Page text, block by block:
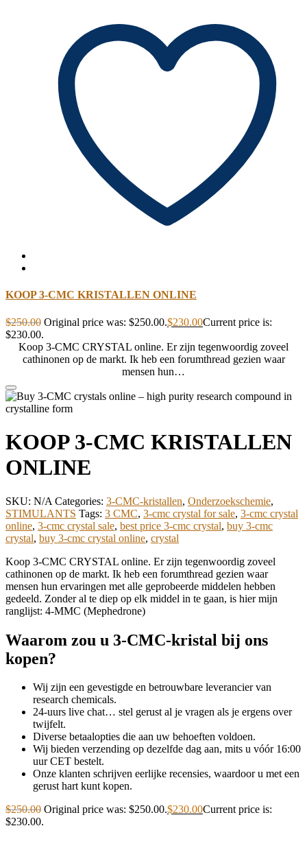
KOOP 3-CMC KRISTALLEN ONLINE
$250.00 Original price was: $250.00.$230.00Current price is:
$230.00.
Koop 3-CMC CRYSTAL online. Er zijn tegenwoordig zoveel
cathinonen op de markt. Ik heb een forumthread gezien waar
mensen hun…
KOOP 3-CMC KRISTALLEN
ONLINE
SKU: N/A Categories: 3-CMC-kristallen, Onderzoekschemie,
STIMULANTS Tags: 3 CMC, 3-cmc crystal for sale, 3-cmc crystal
online, 3-cmc crystal sale, best price 3-cmc crystal, buy 3-cmc
crystal, buy 3-cmc crystal online, crystal
Koop 3-CMC CRYSTAL online. Er zijn tegenwoordig zoveel
cathinonen op de markt. Ik heb een forumthread gezien waar
mensen hun ervaringen met alle geprobeerde middelen hebben
gedeeld. Zonder al te diep op elk middel in te gaan, is hier mijn
ranglijst: 4-MMC (Mephedrone)
Waarom zou u 3-CMC-kristal bij ons
kopen?
Wij zijn een gevestigde en betrouwbare leverancier van
research chemicals.
24-uurs live chat… stel gerust al je vragen als je ergens over
twijfelt.
Diverse betaalopties die aan uw behoeften voldoen.
Wij bieden verzending op dezelfde dag aan, mits u vóór 16:00
uur CET bestelt.
Onze klanten schrijven eerlijke recensies, waardoor u met een
gerust hart kunt kopen.
$250.00 Original price was: $250.00.$230.00Current price is:
$230.00.